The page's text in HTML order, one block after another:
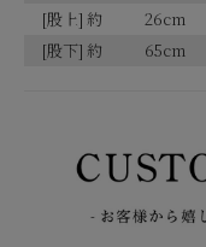
[股上] 約 26cm
[股下] 約
65cm